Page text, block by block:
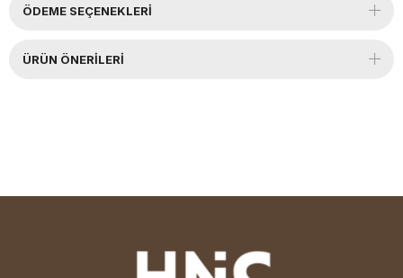
ÖDEME SEÇENEKLERI
ÜRÜN ÖNERILERI